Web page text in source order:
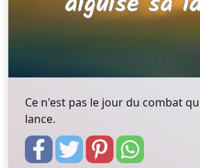
Ce n'est pas le jour du combat
lance.